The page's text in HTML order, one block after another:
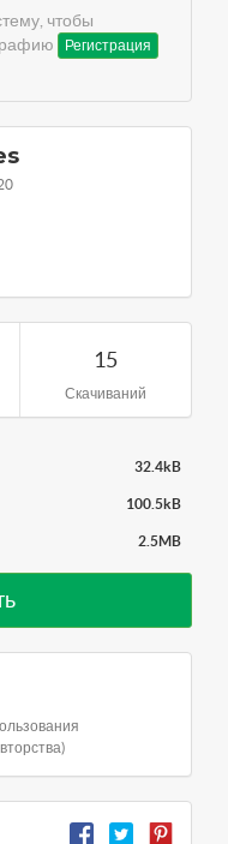
чтобы
Регистрация
15
Скачиваний
32.4kB
100.5kB
2.5MB